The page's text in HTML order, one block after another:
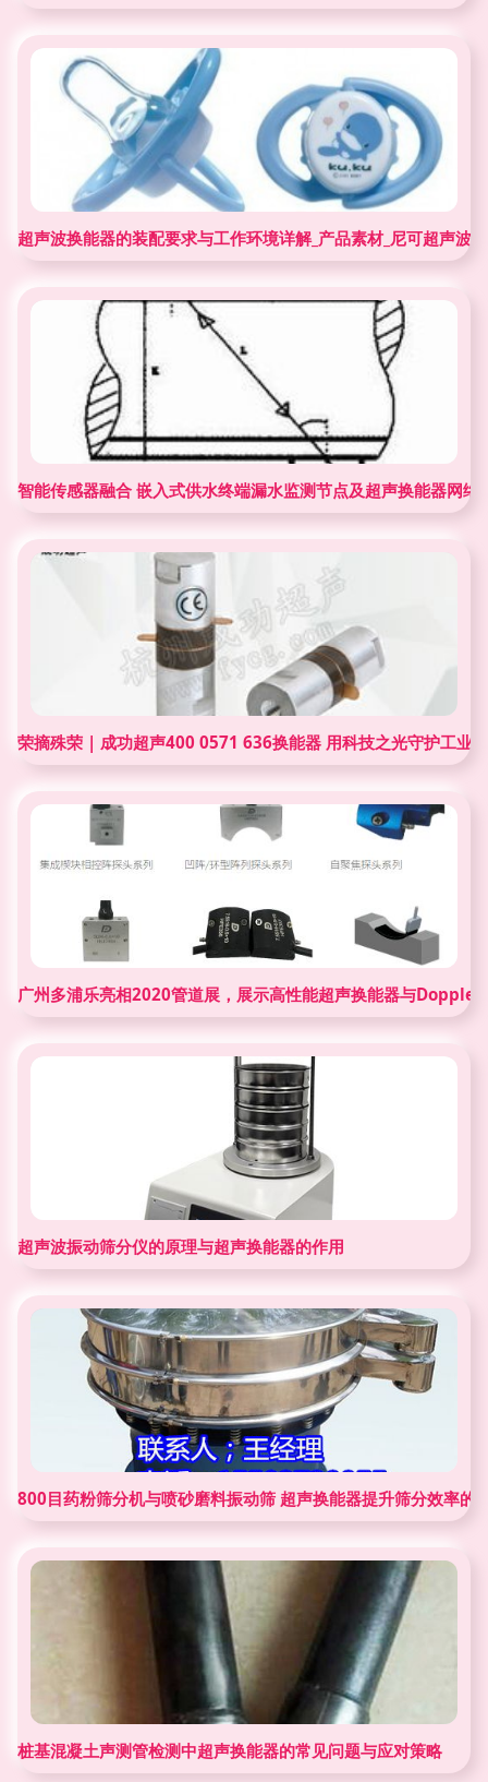
超声波换能器的装配要求与工作环境详解_产品素材_尼可超声波
智能传感器融合 嵌入式供水终端漏水监测节点及超声换能器网络
荣摘殊荣 | 成功超声400 0571 636换能器 用科技之光守护工业
广州多浦乐亮相2020管道展，展示高性能超声换能器与Doppler
超声波振动筛分仪的原理与超声换能器的作用
800目药粉筛分机与喷砂磨料振动筛 超声换能器提升筛分效率的
桩基混凝土声测管检测中超声换能器的常见问题与应对策略